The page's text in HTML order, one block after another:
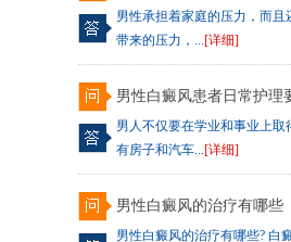
男性承担着家庭的压力，而且
带来的压力，...[详细]
男性白癜风患者日常护理
男人不仅要在学业和事业上取
有房子和汽车...[详细]
男性白癜风的治疗有哪些
男性白癜风的治疗有哪些? 白